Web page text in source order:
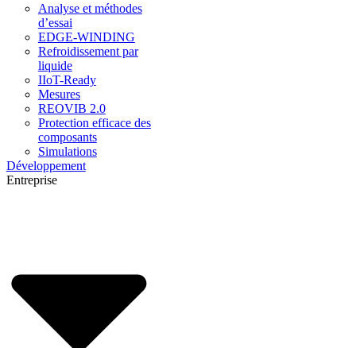
Analyse et méthodes
d’essai
EDGE-WINDING
Refroidissement par
liquide
IIoT-Ready
Mesures
REOVIB 2.0
Protection efficace des
composants
Simulations
Développement
Entreprise